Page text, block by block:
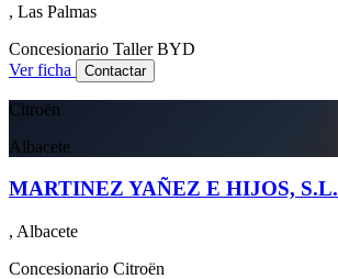
, Las Palmas
Concesionario Taller BYD
Ver ficha
Contactar
Citroën
Albacete
MARTINEZ YAÑEZ E HIJOS, S.L.
, Albacete
Concesionario Citroën